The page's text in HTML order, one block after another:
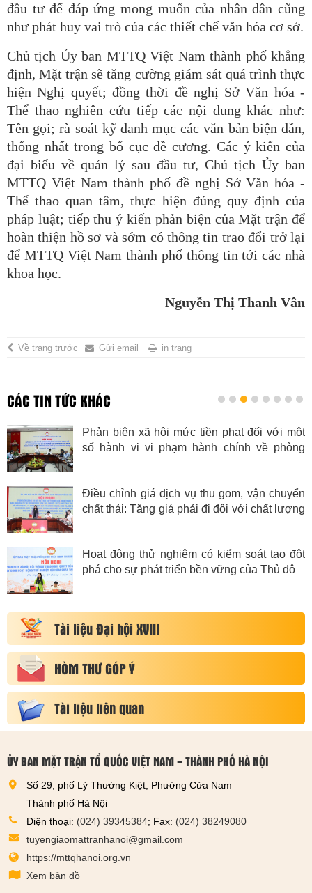
đầu tư để đáp ứng mong muốn của nhân dân cũng
như phát huy vai trò của các thiết chế văn hóa cơ sở.
Chủ tịch Ủy ban MTTQ Việt Nam thành phố khẳng
định, Mặt trận sẽ tăng cường giám sát quá trình thực
hiện Nghị quyết; đồng thời đề nghị Sở Văn hóa -
Thể thao nghiên cứu tiếp các nội dung khác như:
Tên gọi; rà soát kỹ danh mục các văn bản biện dẫn,
thống nhất trong bố cục đề cương. Các ý kiến của
đại biểu về quản lý sau đầu tư, Chủ tịch Ủy ban
MTTQ Việt Nam thành phố đề nghị Sở Văn hóa -
Thể thao quan tâm, thực hiện đúng quy định của
pháp luật; tiếp thu ý kiến phản biện của Mặt trận để
hoàn thiện hồ sơ và sớm có thông tin trao đổi trở lại
để MTTQ Việt Nam thành phố thông tin tới các nhà
khoa học.
Nguyễn Thị Thanh Vân
Về trang trước Gửi email in trang
CÁC TIN TỨC KHÁC
Phản biện xã hội mức tiền phạt đối với một
số hành vi vi phạm hành chính về phòng
Điều chỉnh giá dịch vụ thu gom, vận chuyển
chất thải: Tăng giá phải đi đôi với chất lượng
Hoạt động thử nghiệm có kiểm soát tạo đột
phá cho sự phát triển bền vững của Thủ đô
Tài liệu Đại hội XVIII
HÒM THƯ GÓP Ý
Tài liệu liên quan
ỦY BAN MẶT TRẬN TỔ QUỐC VIỆT NAM - THÀNH PHỐ HÀ NỘI
Số 29, phố Lý Thường Kiệt, Phường Cửa Nam
Thành phố Hà Nội
Điện thoại: (024) 39345384; Fax: (024) 38249080
tuyengiaomattranhanoi@gmail.com
https://mttqhanoi.org.vn
Xem bản đồ